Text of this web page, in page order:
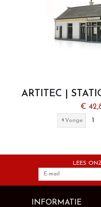
ARTITEC |
€
Vorige 1
LEES
INFORMATIE